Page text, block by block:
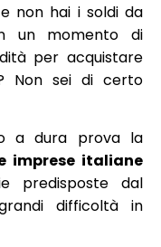
non hai i soldi da
un momento di
per acquistare
Non sei di certo
a dura prova la
imprese italiane
predisposte dal
difficoltà in